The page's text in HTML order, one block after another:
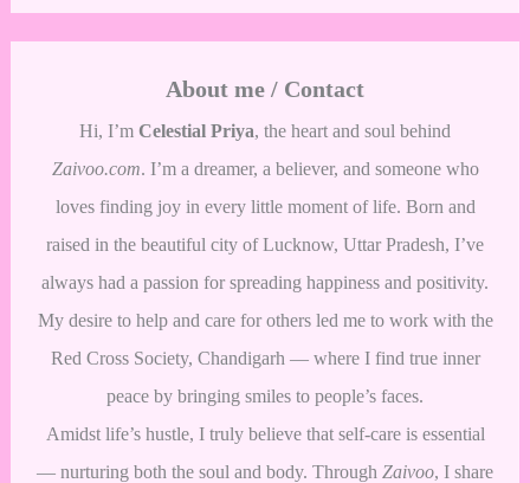
About me / Contact
Hi, I’m Celestial Priya, the heart and soul behind
Zaivoo.com. I’m a dreamer, a believer, and someone who
loves finding joy in every little moment of life. Born and
raised in the beautiful city of Lucknow, Uttar Pradesh, I’ve
always had a passion for spreading happiness and positivity.
My desire to help and care for others led me to work with the
Red Cross Society, Chandigarh — where I find true inner
peace by bringing smiles to people’s faces.
Amidst life’s hustle, I truly believe that self-care is essential
— nurturing both the soul and body. Through Zaivoo, I share